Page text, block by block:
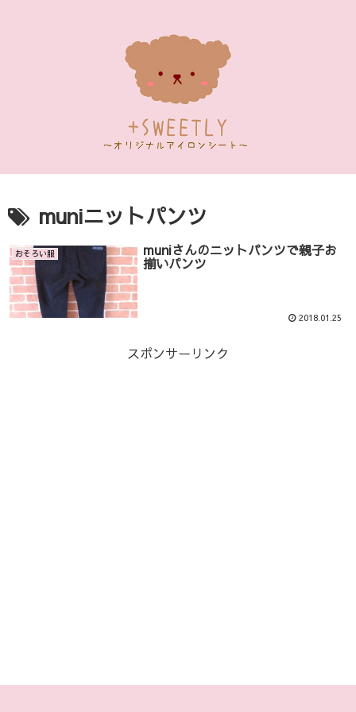
muniニットパンツ
おそろい服 muniさんのニットパンツで親子お
揃いパンツ
2018.01.25
スポンサーリンク